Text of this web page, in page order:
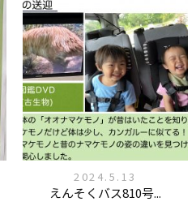
2024.5.13
えんそくバス810号...